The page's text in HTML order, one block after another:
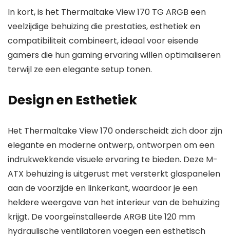
In kort, is het Thermaltake View 170 TG ARGB een
veelzijdige behuizing die prestaties, esthetiek en
compatibiliteit combineert, ideaal voor eisende
gamers die hun gaming ervaring willen optimaliseren
terwijl ze een elegante setup tonen.
Design en Esthetiek
Het Thermaltake View 170 onderscheidt zich door zijn
elegante en moderne ontwerp, ontworpen om een
indrukwekkende visuele ervaring te bieden. Deze M-
ATX behuizing is uitgerust met versterkt glaspanelen
aan de voorzijde en linkerkant, waardoor je een
heldere weergave van het interieur van de behuizing
krijgt. De voorgeïnstalleerde ARGB Lite 120 mm
hydraulische ventilatoren voegen een esthetisch